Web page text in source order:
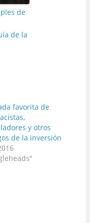
de
de la
favorita de
y otros
de la inversión